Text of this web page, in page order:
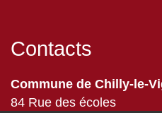
Contacts
Commune de Chilly-le-
84 Rue des écoles